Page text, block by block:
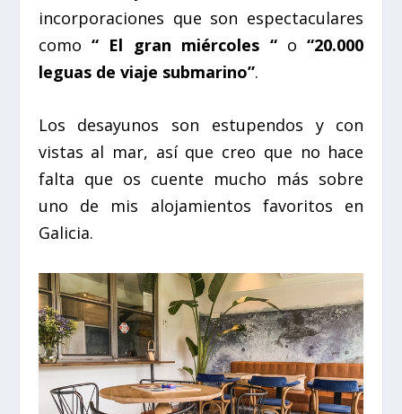
incorporaciones que son espectaculares
como “ El gran miércoles “o “20.000
leguas de viaje submarino”.
Los desayunos son estupendos y con
vistas al mar, así que creo que no hace
falta que os cuente mucho más sobre
uno de mis alojamientos favoritos en
Galicia.